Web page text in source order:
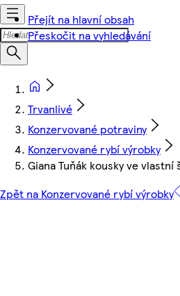
Přejít na hlavní obsah
Přeskočit na vyhledávání
Trvanlivé
Konzervované potraviny
Konzervované rybí výrobky
Giana Tuňák kousky ve vlastní
Zpět na Konzervované rybí výrobky